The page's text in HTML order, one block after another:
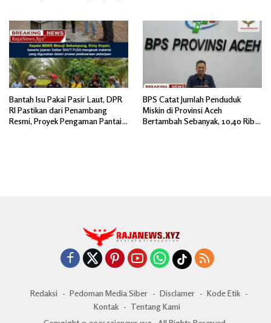
Bantah Isu Pakai Pasir Laut, DPR
RI Pastikan dari Penambang
Resmi, Proyek Pengaman Pantai
BPS Catat Jumlah Penduduk
Miskin di Provinsi Aceh
Bertambah Sebanyak, 10,40 Ribu
Redaksi Pedoman Media Siber Disclamer
Kode Etik
Kontak
Tentang Kami